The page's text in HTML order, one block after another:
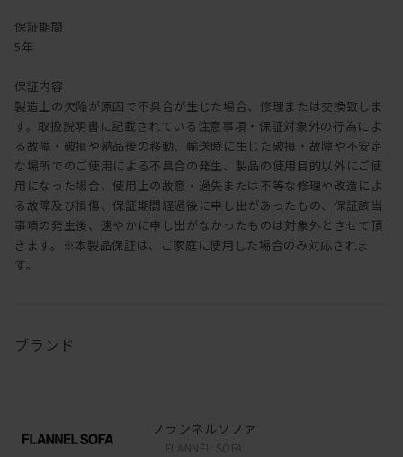
す。
まさにソファの上から動きたくなくなる程、
セットでのご購入はこちら
保証期間
5年
保証内容
製造上の欠陥が原因で不具合が生じた場合、修理または交換致しま
す。取扱説明書に記載されている注意事項・保証対象外の行為によ
る故障・破損や納品後の移動、輸送時に生じた破損・故障や不安定
な場所でのご使用による不具合の発生、製品の使用目的以外にご使
用になった場合、使用上の故意・過失または不等な修理や改造によ
る故障及び損傷、保証期間経過後に申し出があったもの、保証該当
事項の発生後、速やかに申し出がなかったものは対象外とさせて頂
きます。※本製品保証は、ご家庭に使用した場合のみ対応されま
す。
ブランド
フランネルソファ
FLANNEL SOFA